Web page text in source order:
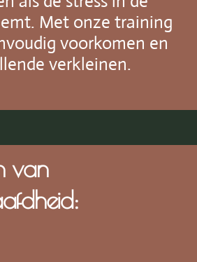
Met onze training
voorkomen en
verkleinen.
van